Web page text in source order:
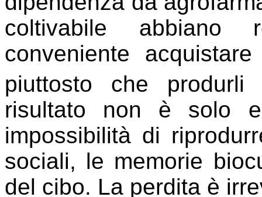
coltivabile abbiano
conveniente
piuttosto che produrli
risultato non è solo
impossibilità di
sociali, le memorie
del cibo. La perdita è